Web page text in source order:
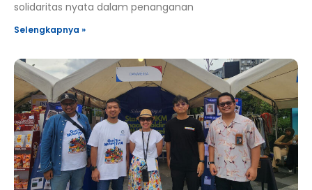
solidaritas nyata dalam penanganan
Selengkapnya »